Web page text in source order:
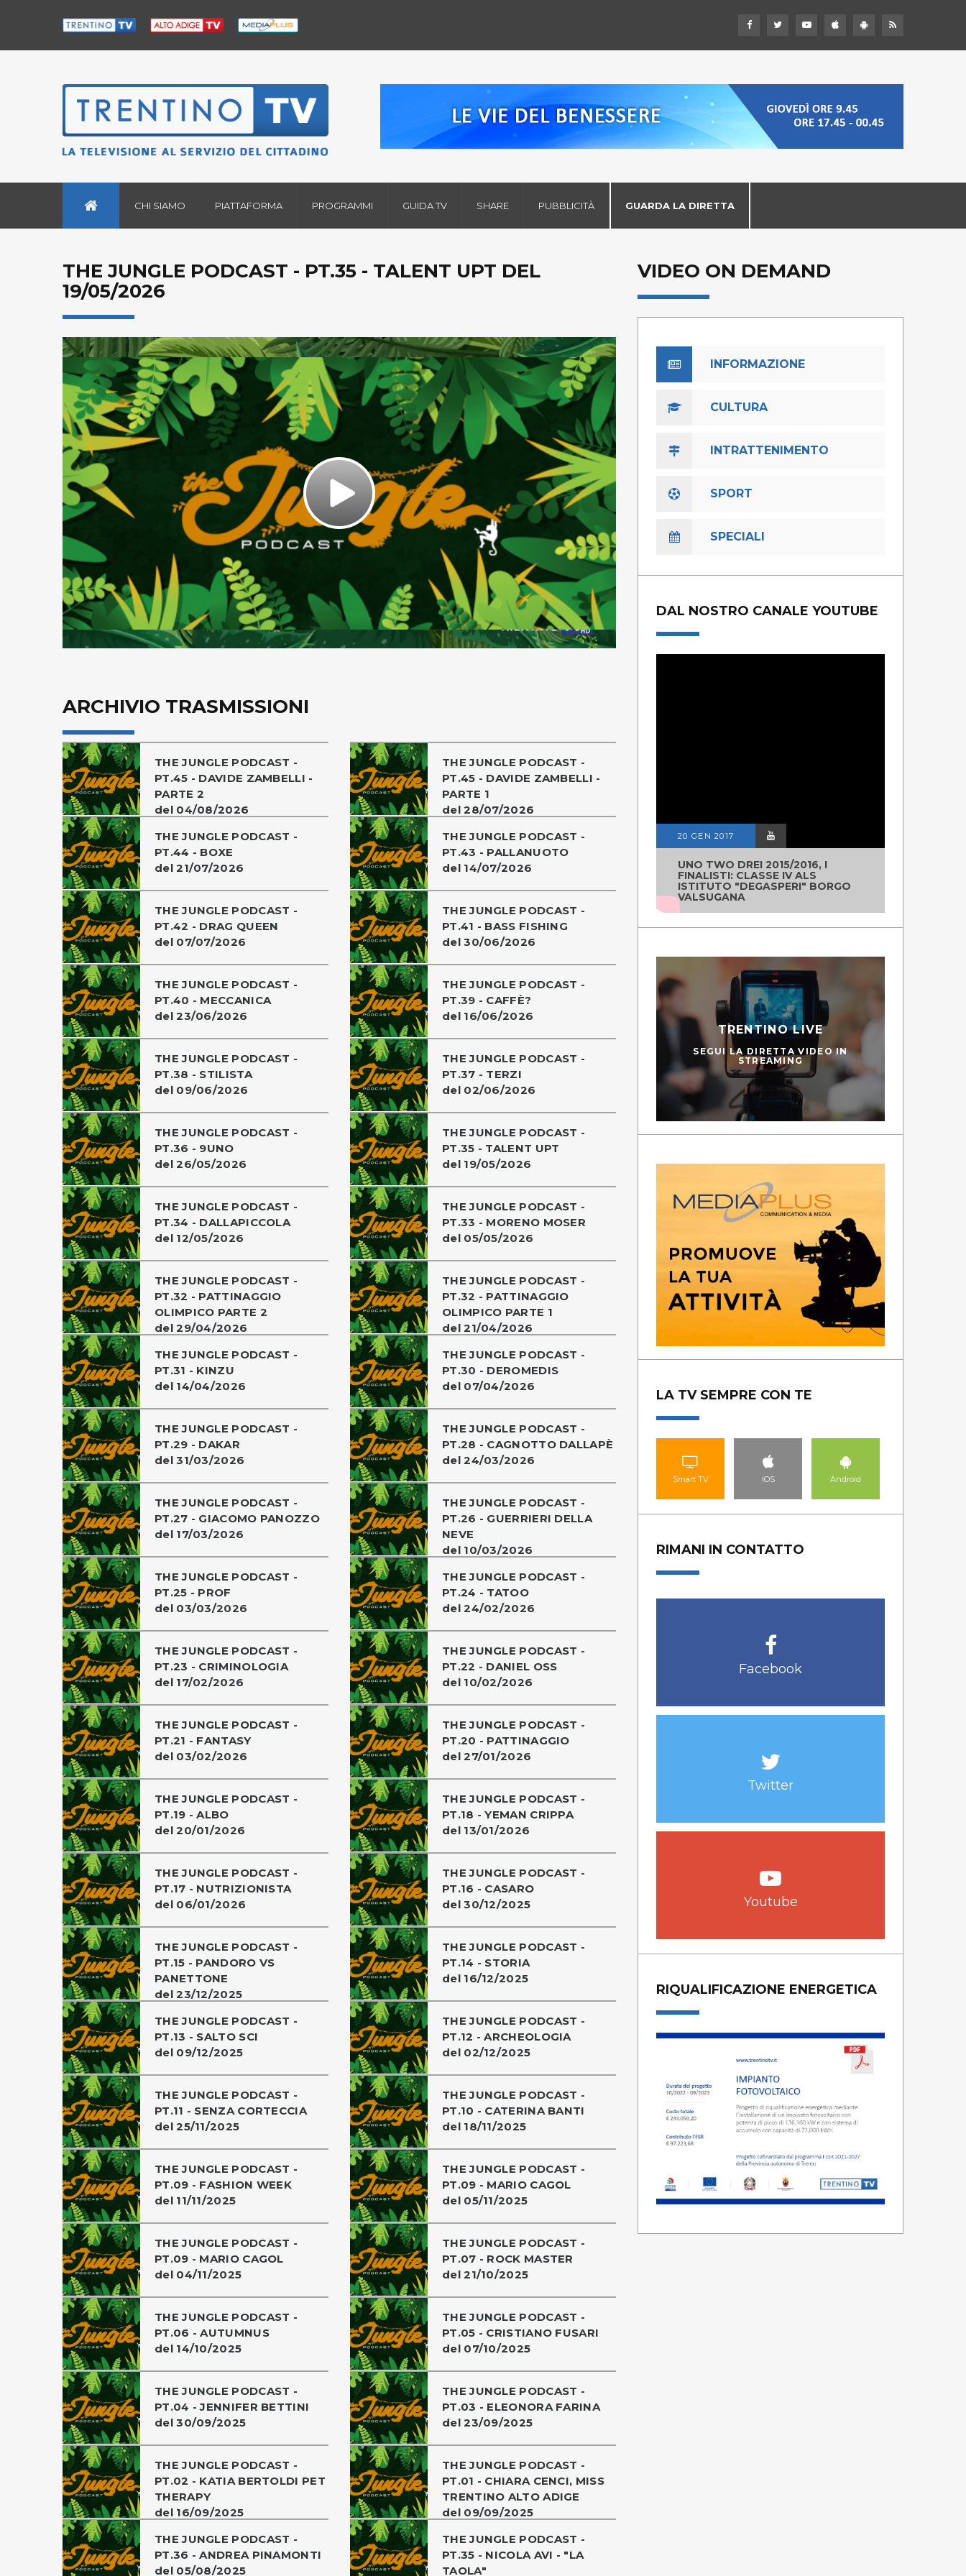
CHI SIAMO PIATTAFORMA PROGRAMMI GUIDA TV SHARE PUBBLICITÀ GUARDA LA DIRETTA
THE JUNGLE PODCAST - PT.35 - TALENT UPT DEL
19/05/2026
Play
Video
ARCHIVIO TRASMISSIONI
THE JUNGLE PODCAST -
PT.45 - DAVIDE ZAMBELLI -
PARTE 2
del 04/08/2026
THE JUNGLE PODCAST -
PT.45 - DAVIDE ZAMBELLI -
PARTE 1
del 28/07/2026
THE JUNGLE PODCAST -
PT.44 - BOXE
del 21/07/2026
THE JUNGLE PODCAST -
PT.43 - PALLANUOTO
del 14/07/2026
THE JUNGLE PODCAST -
PT.42 - DRAG QUEEN
del 07/07/2026
THE JUNGLE PODCAST -
PT.41 - BASS FISHING
del 30/06/2026
THE JUNGLE PODCAST -
PT.40 - MECCANICA
del 23/06/2026
THE JUNGLE PODCAST -
PT.39 - CAFFÈ?
del 16/06/2026
THE JUNGLE PODCAST -
PT.38 - STILISTA
del 09/06/2026
THE JUNGLE PODCAST -
PT.37 - TERZI
del 02/06/2026
THE JUNGLE PODCAST -
PT.36 - 9UNO
del 26/05/2026
THE JUNGLE PODCAST -
PT.35 - TALENT UPT
del 19/05/2026
THE JUNGLE PODCAST -
PT.34 - DALLAPICCOLA
del 12/05/2026
THE JUNGLE PODCAST -
PT.33 - MORENO MOSER
del 05/05/2026
THE JUNGLE PODCAST -
PT.32 - PATTINAGGIO
OLIMPICO PARTE 2
del 29/04/2026
THE JUNGLE PODCAST -
PT.32 - PATTINAGGIO
OLIMPICO PARTE 1
del 21/04/2026
THE JUNGLE PODCAST -
PT.31 - KINZU
del 14/04/2026
THE JUNGLE PODCAST -
PT.30 - DEROMEDIS
del 07/04/2026
THE JUNGLE PODCAST -
PT.29 - DAKAR
del 31/03/2026
THE JUNGLE PODCAST -
PT.28 - CAGNOTTO DALLAPÈ
del 24/03/2026
THE JUNGLE PODCAST -
PT.27 - GIACOMO PANOZZO
del 17/03/2026
THE JUNGLE PODCAST -
PT.26 - GUERRIERI DELLA
NEVE
del 10/03/2026
THE JUNGLE PODCAST -
PT.25 - PROF
del 03/03/2026
THE JUNGLE PODCAST -
PT.24 - TATOO
del 24/02/2026
THE JUNGLE PODCAST -
PT.23 - CRIMINOLOGIA
del 17/02/2026
THE JUNGLE PODCAST -
PT.22 - DANIEL OSS
del 10/02/2026
THE JUNGLE PODCAST -
PT.21 - FANTASY
del 03/02/2026
THE JUNGLE PODCAST -
PT.20 - PATTINAGGIO
del 27/01/2026
THE JUNGLE PODCAST -
PT.19 - ALBO
del 20/01/2026
THE JUNGLE PODCAST -
PT.18 - YEMAN CRIPPA
del 13/01/2026
THE JUNGLE PODCAST -
PT.17 - NUTRIZIONISTA
del 06/01/2026
THE JUNGLE PODCAST -
PT.16 - CASARO
del 30/12/2025
THE JUNGLE PODCAST -
PT.15 - PANDORO VS
PANETTONE
del 23/12/2025
THE JUNGLE PODCAST -
PT.14 - STORIA
del 16/12/2025
THE JUNGLE PODCAST -
PT.13 - SALTO SCI
del 09/12/2025
THE JUNGLE PODCAST -
PT.12 - ARCHEOLOGIA
del 02/12/2025
THE JUNGLE PODCAST -
PT.11 - SENZA CORTECCIA
del 25/11/2025
THE JUNGLE PODCAST -
PT.10 - CATERINA BANTI
del 18/11/2025
THE JUNGLE PODCAST -
PT.09 - FASHION WEEK
del 11/11/2025
THE JUNGLE PODCAST -
PT.09 - MARIO CAGOL
del 05/11/2025
THE JUNGLE PODCAST -
PT.09 - MARIO CAGOL
del 04/11/2025
THE JUNGLE PODCAST -
PT.07 - ROCK MASTER
del 21/10/2025
THE JUNGLE PODCAST -
PT.06 - AUTUMNUS
del 14/10/2025
THE JUNGLE PODCAST -
PT.05 - CRISTIANO FUSARI
del 07/10/2025
THE JUNGLE PODCAST -
PT.04 - JENNIFER BETTINI
del 30/09/2025
THE JUNGLE PODCAST -
PT.03 - ELEONORA FARINA
del 23/09/2025
THE JUNGLE PODCAST -
PT.02 - KATIA BERTOLDI PET
THERAPY
del 16/09/2025
THE JUNGLE PODCAST -
PT.01 - CHIARA CENCI, MISS
TRENTINO ALTO ADIGE
del 09/09/2025
THE JUNGLE PODCAST -
PT.36 - ANDREA PINAMONTI
del 05/08/2025
THE JUNGLE PODCAST -
PT.35 - NICOLA AVI - "LA
TAOLA"
VIDEO ON DEMAND
INFORMAZIONE
CULTURA
INTRATTENIMENTO
SPORT
SPECIALI
DAL NOSTRO CANALE YOUTUBE
20 GEN 2017
UNO TWO DREI 2015/2016, I
FINALISTI: CLASSE IV ALS
ISTITUTO "DEGASPERI" BORGO
VALSUGANA
TRENTINO LIVE
SEGUI LA DIRETTA VIDEO IN
STREAMING
LA TV SEMPRE CON TE
Smart TV IOS Android
RIMANI IN CONTATTO
Facebook
Twitter
Youtube
RIQUALIFICAZIONE ENERGETICA